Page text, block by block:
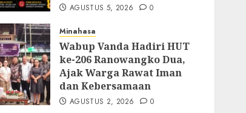
AGUSTUS 5, 2026 0
Minahasa
Wabup Vanda Hadiri HUT
ke-206 Ranowangko Dua,
Ajak Warga Rawat Iman
dan Kebersamaan
AGUSTUS 2, 2026 0